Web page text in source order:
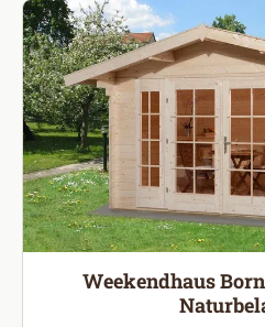
Weekendhaus